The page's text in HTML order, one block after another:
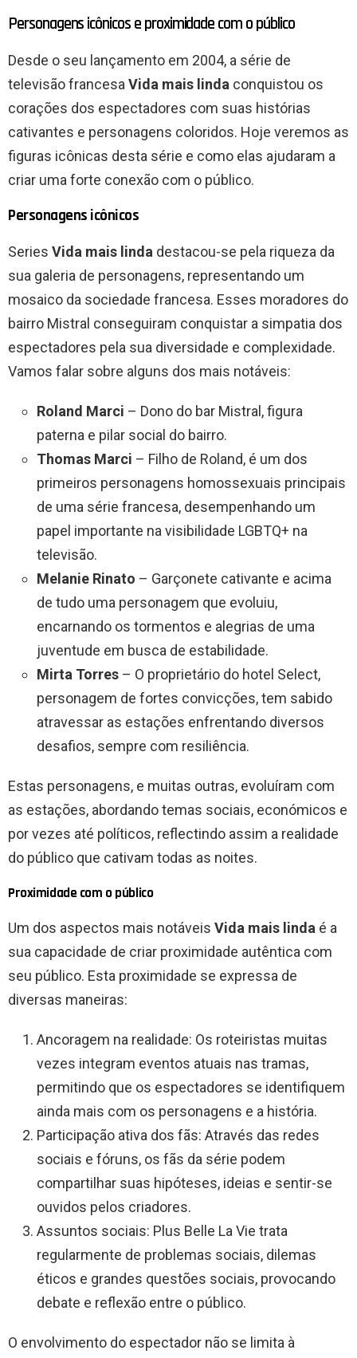
Personagens icônicos e proximidade com o público
Desde o seu lançamento em 2004, a série de
televisão francesa Vida mais linda conquistou os
corações dos espectadores com suas histórias
cativantes e personagens coloridos. Hoje veremos as
figuras icônicas desta série e como elas ajudaram a
criar uma forte conexão com o público.
Personagens icônicos
Series Vida mais linda destacou-se pela riqueza da
sua galeria de personagens, representando um
mosaico da sociedade francesa. Esses moradores do
bairro Mistral conseguiram conquistar a simpatia dos
espectadores pela sua diversidade e complexidade.
Vamos falar sobre alguns dos mais notáveis:
Roland Marci – Dono do bar Mistral, figura
paterna e pilar social do bairro.
Thomas Marci – Filho de Roland, é um dos
primeiros personagens homossexuais principais
de uma série francesa, desempenhando um
papel importante na visibilidade LGBTQ+ na
televisão.
Melanie Rinato – Garçonete cativante e acima
de tudo uma personagem que evoluiu,
encarnando os tormentos e alegrias de uma
juventude em busca de estabilidade.
Mirta Torres – O proprietário do hotel Select,
personagem de fortes convicções, tem sabido
atravessar as estações enfrentando diversos
desafios, sempre com resiliência.
Estas personagens, e muitas outras, evoluíram com
as estações, abordando temas sociais, económicos e
por vezes até políticos, reflectindo assim a realidade
do público que cativam todas as noites.
Proximidade com o público
Um dos aspectos mais notáveis Vida mais linda é a
sua capacidade de criar proximidade autêntica com
seu público. Esta proximidade se expressa de
diversas maneiras:
Ancoragem na realidade: Os roteiristas muitas
vezes integram eventos atuais nas tramas,
permitindo que os espectadores se identifiquem
ainda mais com os personagens e a história.
Participação ativa dos fãs: Através das redes
sociais e fóruns, os fãs da série podem
compartilhar suas hipóteses, ideias e sentir-se
ouvidos pelos criadores.
Assuntos sociais: Plus Belle La Vie trata
regularmente de problemas sociais, dilemas
éticos e grandes questões sociais, provocando
debate e reflexão entre o público.
O envolvimento do espectador não se limita à